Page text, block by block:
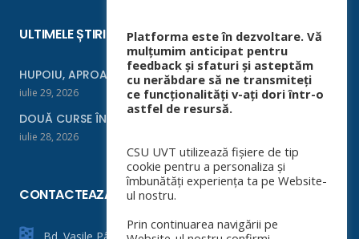
ULTIMELE ȘTIRI
HUPOIU, APROAPE DE FINALĂ LA ORADEA
iulie 29, 2026
DOUĂ CURSE ÎNTR-UN WEEKEND
iulie 28, 2026
CONTACTEAZĂ-NE
Platforma este în dezvoltare. Vă
mulțumim anticipat pentru
feedback și sfaturi și asteptăm
cu nerăbdare să ne transmiteți
ce funcționalități v-ați dori într-o
astfel de resursă.
CSU UVT utilizează fișiere de tip
cookie pentru a personaliza și
îmbunătăți experiența ta pe Website-
ul nostru.
Prin continuarea navigării pe